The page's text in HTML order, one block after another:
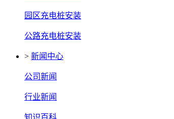
园区充电桩安装
公路充电桩安装
> 新闻中心
公司新闻
行业新闻
知识百科